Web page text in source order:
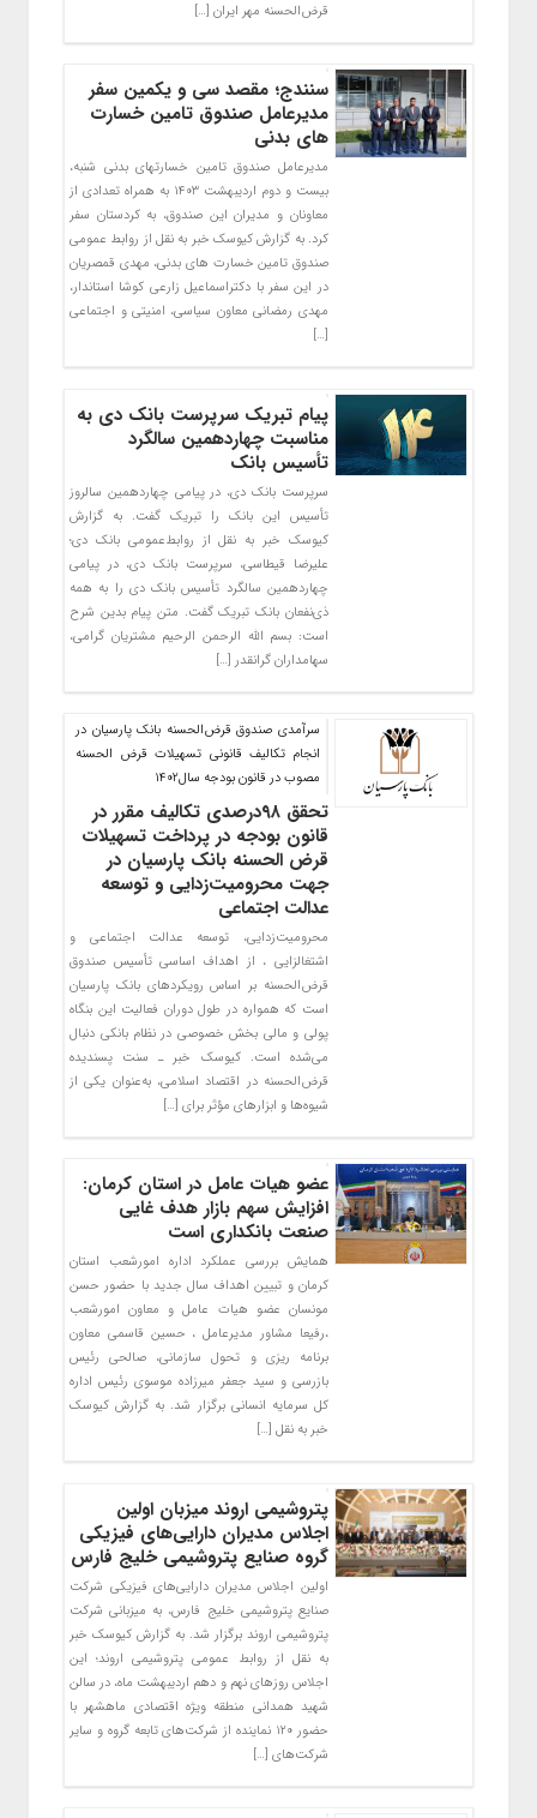
قرض‌الحسنه مهر ایران […]
سنندج؛ مقصد سی و یکمین سفر
مدیرعامل صندوق تامین خسارت
های بدنی
مدیرعامل صندوق تامین خسارتهای بدنی شنبه،
بیست و دوم اردیبهشت ۱۴۰۳ به همراه تعدادی از
معاونان و مدیران این صندوق، به کردستان سفر
کرد. به گزارش کیوسک خبر به نقل از روابط عمومی
صندوق تامین خسارت های بدنی، مهدی قمصریان
در این سفر با دکتراسماعیل زارعی کوشا استاندار،
مهدی رمضانی معاون سیاسی، امنیتی و اجتماعی
[…]
پیام تبریک سرپرست بانک دی به
مناسبت چهاردهمین سالگرد
تأسیس بانک
سرپرست بانک دی، در پیامی چهاردهمین سالروز
تأسیس این بانک را تبریک گفت. به گزارش
کیوسک خبر به نقل از روابط‌عمومی بانک دی؛
علیرضا قیطاسی، سرپرست بانک دی، در پیامی
چهاردهمین سالگرد تأسیس بانک دی را به همه
ذی‌نفعان بانک تبریک گفت. متن پیام بدین شرح
است: بسم الله الرحمن الرحیم مشتریان گرامی،
سهامداران گرانقدر […]
سرآمدی صندوق قرض‌الحسنه بانک پارسیان در
انجام تکالیف قانونی تسهیلات قرض الحسنه
مصوب در قانون بودجه سال1402
تحقق ۹۸درصدی تکالیف مقرر در
قانون بودجه در پرداخت تسهیلات
قرض الحسنه بانک پارسیان در
جهت محرومیت‌زدایی و توسعه
عدالت اجتماعی
محرومیت‌زدایی، توسعه عدالت اجتماعی و
اشتغالزایی ، از اهداف اساسی تأسیس صندوق
قرض‌الحسنه بر اساس رویکردهای بانک پارسیان
است که همواره در طول دوران فعالیت این بنگاه
پولی و مالی بخش خصوصی در نظام بانکی دنبال
می‌شده است. کیوسک خبر ـ سنت پسندیده
قرض‌الحسنه در اقتصاد اسلامی، به‌عنوان یکی از
شیوه‌ها و ابزارهای مؤثر برای […]
عضو‌ هیات عامل در استان کرمان:
افزایش سهم بازار هدف غایی
صنعت بانکداری است
همایش بررسی عملکرد اداره امورشعب استان
کرمان و تبیین اهداف سال جدید با حضور حسن
مونسان عضو هیات عامل و معاون امورشعب
،رفیعا مشاور مدیرعامل ، حسین قاسمی معاون
برنامه ریزی و تحول سازمانی، صالحی رئیس
بازرسی و سید جعفر میرزاده موسوی رئیس اداره
کل سرمایه انسانی برگزار شد. به گزارش کیوسک
خبر به نقل […]
پتروشیمی اروند میزبان اولین
اجلاس مدیران دارایی‌های فیزیکی
گروه صنایع پتروشیمی خلیج فارس
اولین اجلاس مدیران دارایی‌های فیزیکی شرکت
صنایع پتروشیمی خلیج فارس، به میزبانی شرکت
پتروشیمی اروند برگزار شد. به گزارش کیوسک خبر
به نقل از روابط عمومی پتروشیمی اروند؛ این
اجلاس روزهای نهم و دهم اردیبهشت ماه، در سالن
شهید همدانی منطقه ویژه اقتصادی ماهشهر با
حضور ۱۲۰ نماینده از شرکت‌های تابعه گروه و سایر
شرکت‌های […]